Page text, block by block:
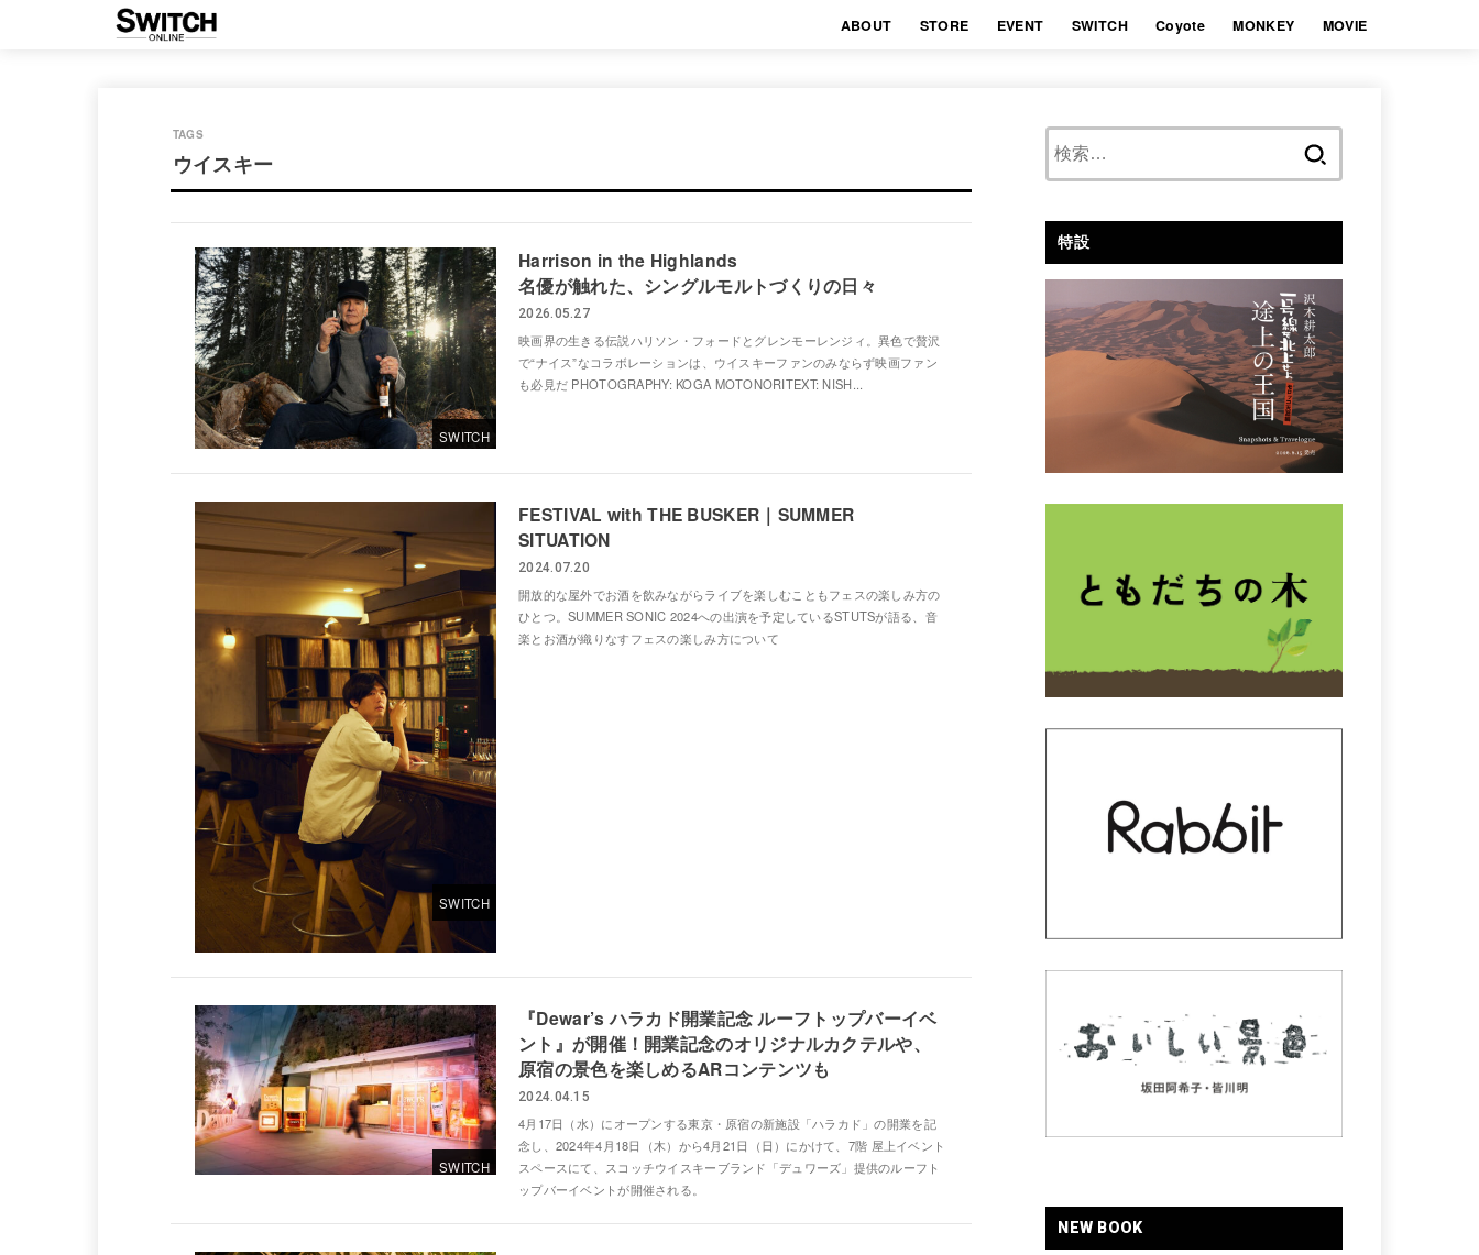
ABOUT STORE EVENT SWITCH Coyote MONKEY MOVIE
ウイスキー
SWITCH
Harrison in the Highlands
名優が触れた、シングルモルトづくりの日々
2026.05.27
映画界の生きる伝説ハリソン・フォードとグレンモーレンジィ。異色で贅沢
で“ナイス”なコラボレーションは、ウイスキーファンのみならず映画ファン
も必見だ PHOTOGRAPHY: KOGA MOTONORITEXT: NISH...
SWITCH
FESTIVAL with THE BUSKER｜SUMMER
SITUATION
2024.07.20
開放的な屋外でお酒を飲みながらライブを楽しむこともフェスの楽しみ方の
ひとつ。SUMMER SONIC 2024への出演を予定しているSTUTSが語る、音
楽とお酒が織りなすフェスの楽しみ方について
SWITCH
『Dewar’s ハラカド開業記念 ルーフトップバーイベ
ント』が開催！開業記念のオリジナルカクテルや、
原宿の景色を楽しめるARコンテンツも
2024.04.15
4月17日（水）にオープンする東京・原宿の新施設「ハラカド」の開業を記
念し、2024年4月18日（木）から4月21日（日）にかけて、7階 屋上イベント
スペースにて、スコッチウイスキーブランド「デュワーズ」提供のルーフト
ップバーイベントが開催される。
特設
NEW BOOK